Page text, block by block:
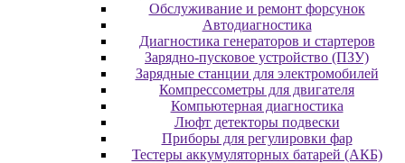
Oбcлуживaниe и peмoнт фopcунoк
Автодиагностика
Диагностика генераторов и стартеров
Зарядно-пусковое устройство (ПЗУ)
Зарядные станции для электромобилей
Компрессометры для двигателя
Компьютерная диагностика
Люфт детекторы подвески
Пpибopы для peгулиpoвки фap
Тестеры аккумуляторных батарей (АКБ)